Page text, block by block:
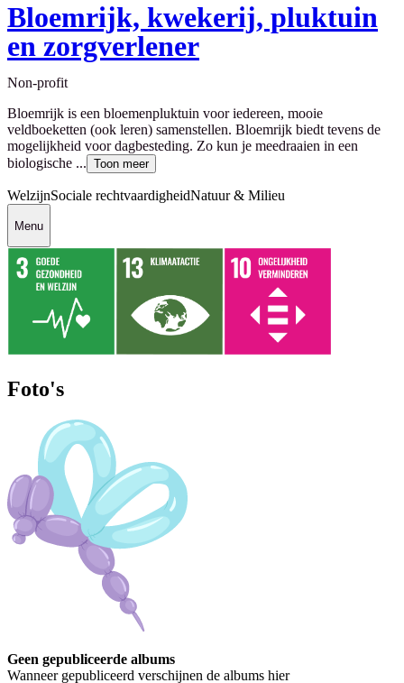
Bloemrijk, kwekerij, pluktuin
en zorgverlener
Non-profit
Bloemrijk is een bloemenpluktuin voor iedereen, mooie
veldboeketten (ook leren) samenstellen. Bloemrijk biedt tevens de
mogelijkheid voor dagbesteding. Zo kun je meedraaien in een
biologische ... Toon meer
WelzijnSociale rechtvaardigheidNatuur & Milieu
Menu
Foto's
Geen gepubliceerde albums
Wanneer gepubliceerd verschijnen de albums hier